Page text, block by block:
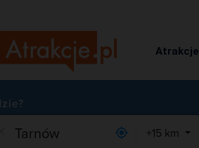
Atrakcje
Gdzie?
+15 km